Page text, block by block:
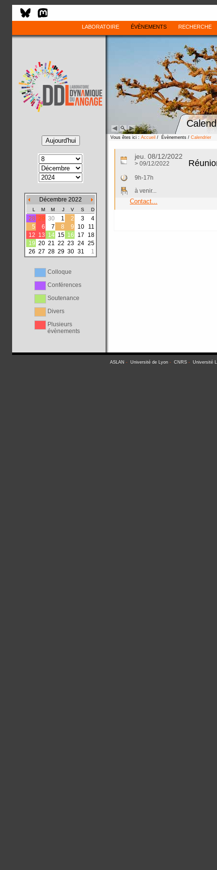
LABORATOIRE ÉVÈNEMENTS RECHERCHE
Décembre 2022
L M M J V S D
28 29 30 1 2 3
4
5
6 7 8 9 10
11
12 13 14 15 16 17
18
19 20 21 22 23 24 25
26 27 28 29 30 31 1
Colloque
Conférences
Soutenance
Divers
Plusieurs
évènements
Vous êtes ici : Accueil / Évènements / Calendrier
jeu. 08/12/2022
> 09/12/2022
9h-17h
à venir...
Contact...
ASLAN - Université de Lyon- CNRS- Université